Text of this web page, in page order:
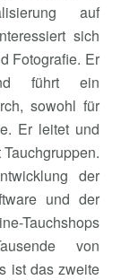
auf
sich
Fotografie. Er
führt ein
sowohl für
Er leitet und
der
und der
Tauchshops
von
ist das zweite